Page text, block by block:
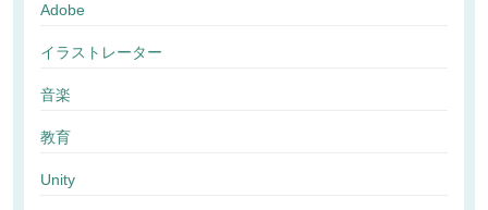
Adobe
イラストレーター
音楽
教育
Unity